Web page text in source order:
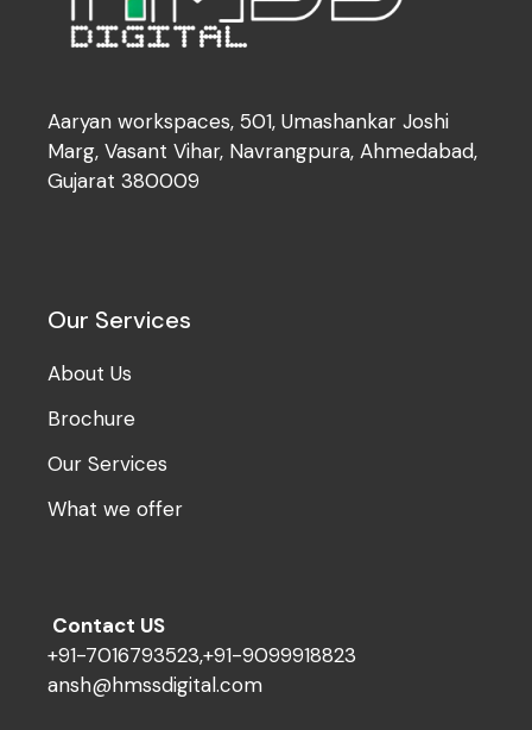
Aaryan workspaces, 501, Umashankar Joshi
Marg, Vasant Vihar, Navrangpura, Ahmedabad,
Gujarat 380009
Our Services
About Us
Brochure
Our Services
What we offer
Contact US
+91-7016793523,+91-9099918823
ansh@hmssdigital.com